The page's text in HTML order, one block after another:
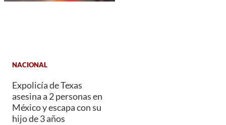
NACIONAL
Expolicía de Texas
asesina a 2 personas en
México y escapa con su
hijo de 3 años